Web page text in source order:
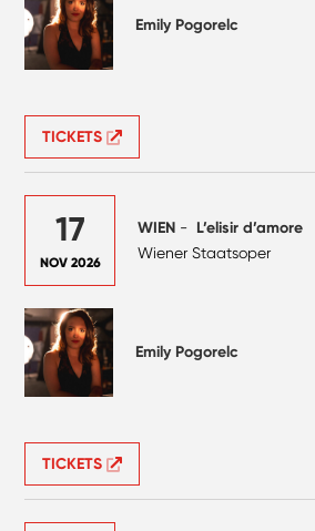
Emily Pogorelc
TICKETS
17
NOV 2026
WIEN - L’elisir d’amore
Wiener Staatsoper
Emily Pogorelc
TICKETS